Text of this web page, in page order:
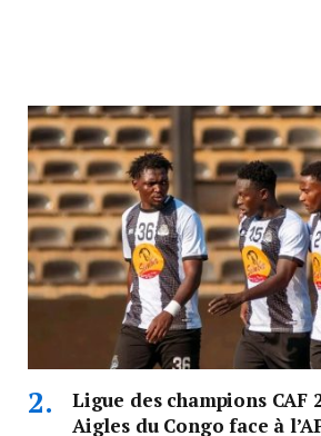
Ligue des champions CAF
Aigles du Congo face à